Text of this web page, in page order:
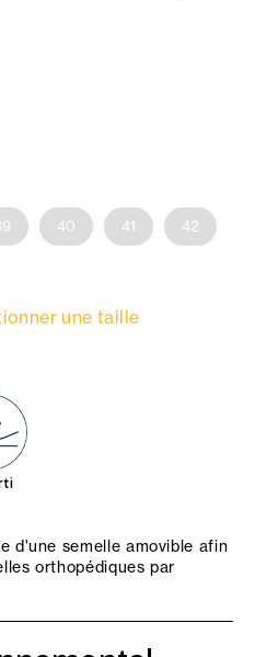
40 41 42
une taille
d'une semelle amovible afin
orthopédiques par